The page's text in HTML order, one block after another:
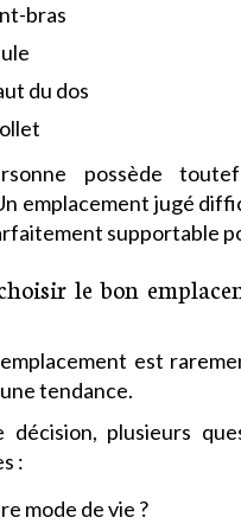
bras
du dos
possède
emplacement jugé
supportable
le bon
est
tendance.
décision, plusieurs
:
mode de vie ?